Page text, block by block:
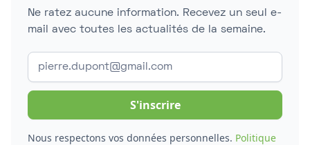
Ne ratez aucune information. Recevez un seul e-
mail avec toutes les actualités de la semaine.
Nous respectons vos données personnelles. Politique